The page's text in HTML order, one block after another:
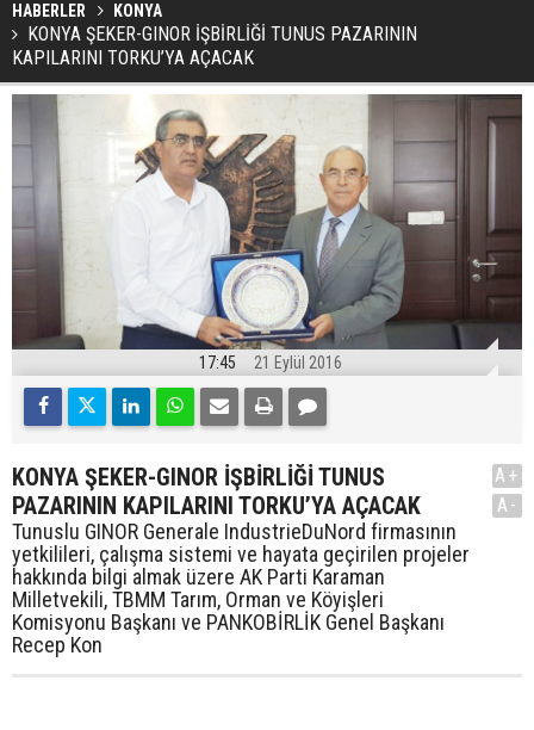
HABERLER KONYA
KONYA ŞEKER-GINOR İŞBİRLİĞİ TUNUS PAZARININ
KAPILARINI TORKU’YA AÇACAK
17:45 21 Eylül 2016
KONYA ŞEKER-GINOR İŞBİRLİĞİ TUNUS
PAZARININ KAPILARINI TORKU’YA AÇACAK
Tunuslu GINOR Generale IndustrieDuNord firmasının
yetkilileri, çalışma sistemi ve hayata geçirilen projeler
hakkında bilgi almak üzere AK Parti Karaman
Milletvekili, TBMM Tarım, Orman ve Köyişleri
Komisyonu Başkanı ve PANKOBİRLİK Genel Başkanı
Recep Kon
A+
A-